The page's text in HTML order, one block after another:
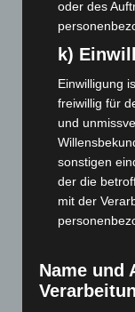
Juni 2024 (107)
April 2024
März 2024(103)
Februar 2024
Januar 2024(111)
Dezember 2023
November 2023
Oktober 2023
August 2023(134)
oder des
k)
Einwilligung
freiwillig für
und
sonstigen
der die
mit der
Name und